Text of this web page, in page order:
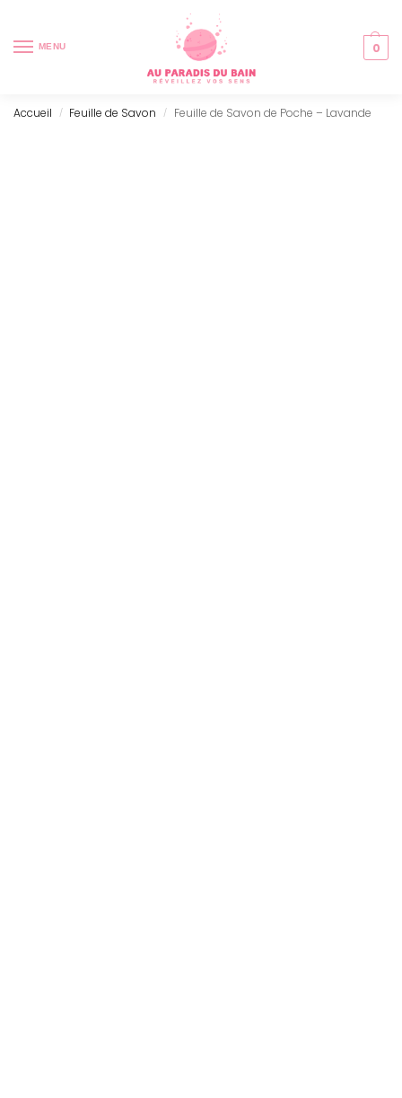
MENU 0
Accueil / Feuille de Savon / Feuille de Savon de Poche – Lavande